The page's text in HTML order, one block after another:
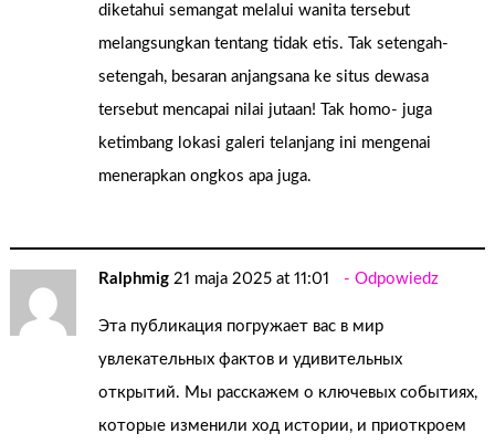
diketahui semangat melalui wanita tersebut
melangsungkan tentang tidak etis. Tak setengah-
setengah, besaran anjangsana ke situs dewasa
tersebut mencapai nilai jutaan! Tak homo- juga
ketimbang lokasi galeri telanjang ini mengenai
menerapkan ongkos apa juga.
Ralphmig 21 maja 2025 at 11:01 Odpowiedz
Эта публикация погружает вас в мир
увлекательных фактов и удивительных
открытий. Мы расскажем о ключевых событиях,
которые изменили ход истории, и приоткроем